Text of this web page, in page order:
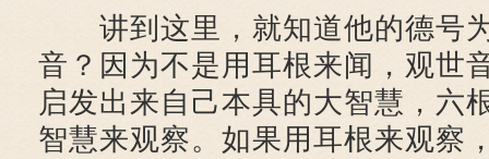
讲到这里，就知道他的德号
音？因为不是用耳根来闻，观世
启发出来自己本具的大智慧，六
智慧来观察。如果用耳根来观察